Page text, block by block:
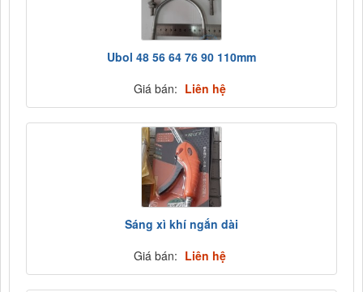
Ubol 48 56 64 76 90 110mm
Giá bán: Liên hệ
Sáng xì khí ngắn dài
Giá bán: Liên hệ